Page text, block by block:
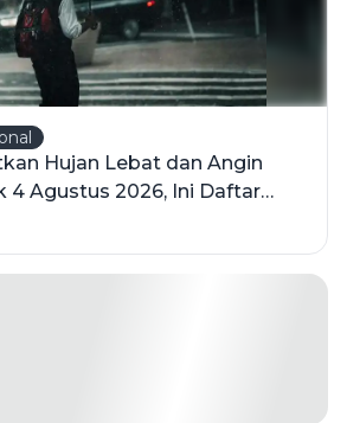
Hujan Lebat dan Angin
4 Agustus 2026, Ini Daftar